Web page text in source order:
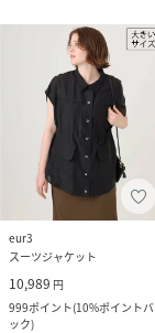
eur3
スーツジャケット
10,989 円
999ポイント(10%ポイントバ
ック)